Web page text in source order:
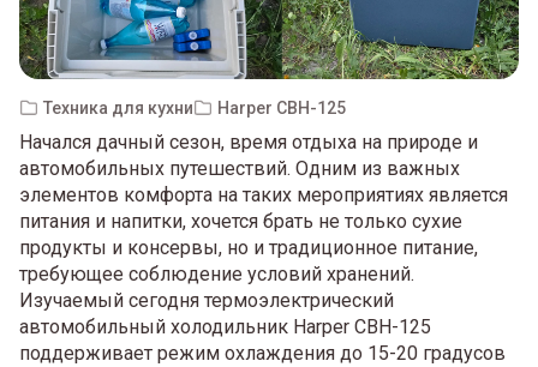
Техника для кухни Harper CBH-125
Начался дачный сезон, время отдыха на природе и
автомобильных путешествий. Одним из важных
элементов комфорта на таких мероприятиях является
питания и напитки, хочется брать не только сухие
продукты и консервы, но и традиционное питание,
требующее соблюдение условий хранений.
Изучаемый сегодня термоэлектрический
автомобильный холодильник Harper CBH-125
поддерживает режим охлаждения до 15-20 градусов